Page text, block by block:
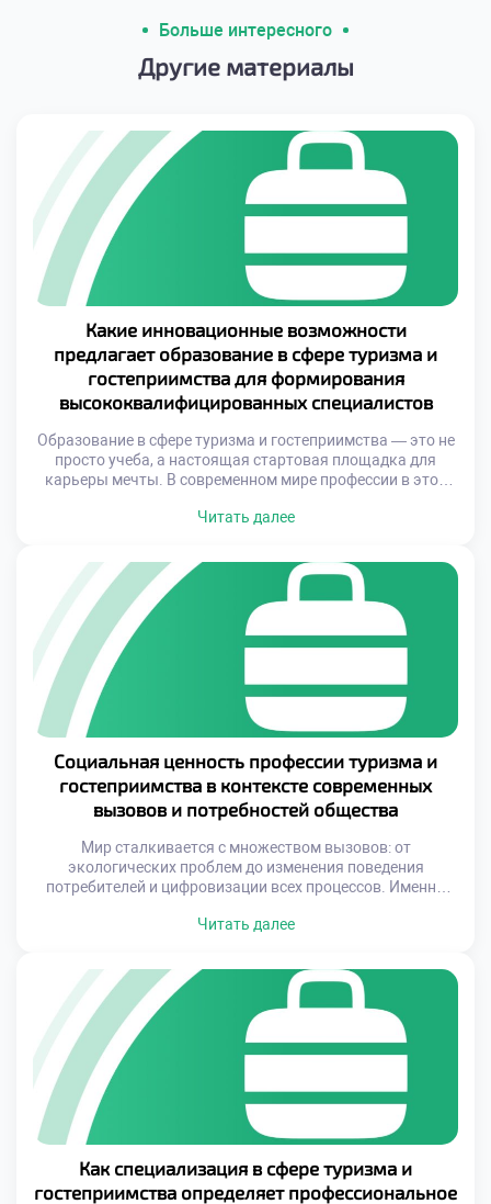
Больше интересного
Другие материалы
Какие инновационные возможности
предлагает образование в сфере туризма и
гостеприимства для формирования
высококвалифицированных специалистов
Образование в сфере туризма и гостеприимства — это не
просто учеба, а настоящая стартовая площадка для
карьеры мечты. В современном мире профессии в этой
адаптироваться к переменам, мыслить стратегически и
обучение должно быть живым, практико-
ориентированным и насыщенным реальными кейсами. В
учебных […]
Читать далее
Социальная ценность профессии туризма и
гостеприимства в контексте современных
вызовов и потребностей общества
Мир сталкивается с множеством вызовов: от
экологических проблем до изменения поведения
потребителей и цифровизации всех процессов. Именно
себя задачу адаптироваться к этим переменам, сохраняя
ответственность перед обществом. Их работа выходит за
рамки обслуживания — она формирует представление о
стране, регионе и […]
Читать далее
Как специализация в сфере туризма и
гостеприимства определяет профессиональное